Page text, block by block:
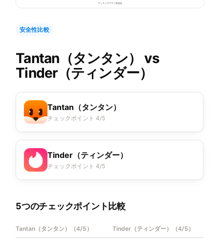
安全性比較
Tantan（タンタン）
vs
Tinder（ティンダー）
Tantan（タンタン）
チェックポイント 4/5
Tinder（ティンダー）
チェックポイント 4/5
5つのチェックポイント比較
Tantan（タンタン） （4/5 ） Tinder（ティンダー） （4/5 ）